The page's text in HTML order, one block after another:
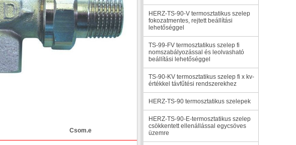
Csom.e
HERZ-TS-90-V termosztatikus szelep
fokozatmentes, rejtett beállítási
lehetőséggel
TS-99-FV termosztatikus szelep fi
nomszabályozással és leolvasható
beállítási lehetőséggel
TS-90-KV termosztatikus szelep fi x kv-
értékkel távfűtési rendszerekhez
HERZ-TS-90 termosztatikus szelepek
HERZ-TS-90-E-termosztatikus szelep
csökkentett ellenállással egycsöves
üzemre